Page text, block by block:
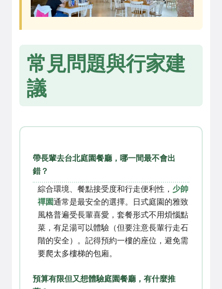
常見問題與行家建
議
帶長輩去台北庭園餐廳，哪一間最不會出
錯？
綜合環境、餐點接受度和行走便利性， 少帥
禪園通常是最安全的選擇。日式庭園的雅致
風格普遍受長輩喜愛，套餐形式不用煩惱點
菜，有足湯可以體驗（但要注意長輩行走石
階的安全）。記得預約一樓的座位，避免需
要爬太多樓梯的包廂。
預算有限但又想體驗庭園餐廳，有什麼推